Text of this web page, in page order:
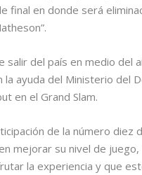
final en donde será
salir del país en medio del
la ayuda del Ministerio del
en el Grand Slam.
de la número diez
mejorar su nivel de
la experiencia y que